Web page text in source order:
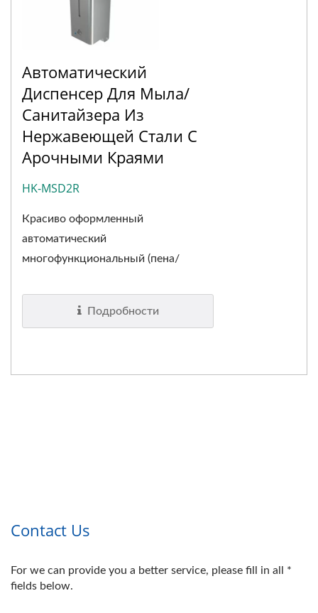
Автоматический
Диспенсер Для Мыла/
Санитайзера Из
Нержавеющей Стали С
Арочными Краями
HK-MSD2R
Красиво оформленный
автоматический
многофункциональный (пена/
Подробности